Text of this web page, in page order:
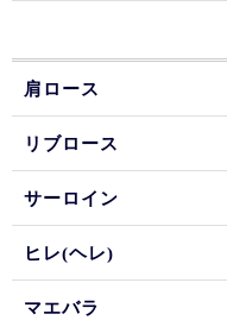
肩ロース
リブロース
サーロイン
ヒレ(ヘレ)
マエバラ